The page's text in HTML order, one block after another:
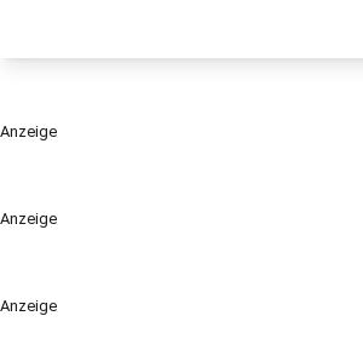
Anzeige
Anzeige
Anzeige